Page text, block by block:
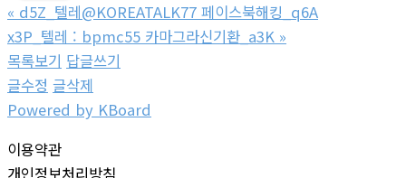
« d5Z_텔레@KOREATALK77 페이스북해킹_q6A
x3P_텔레 : bpmc55 카마그라신기환_a3K »
목록보기 답글쓰기
글수정 글삭제
Powered by KBoard
이용약관
개인정보처리방침